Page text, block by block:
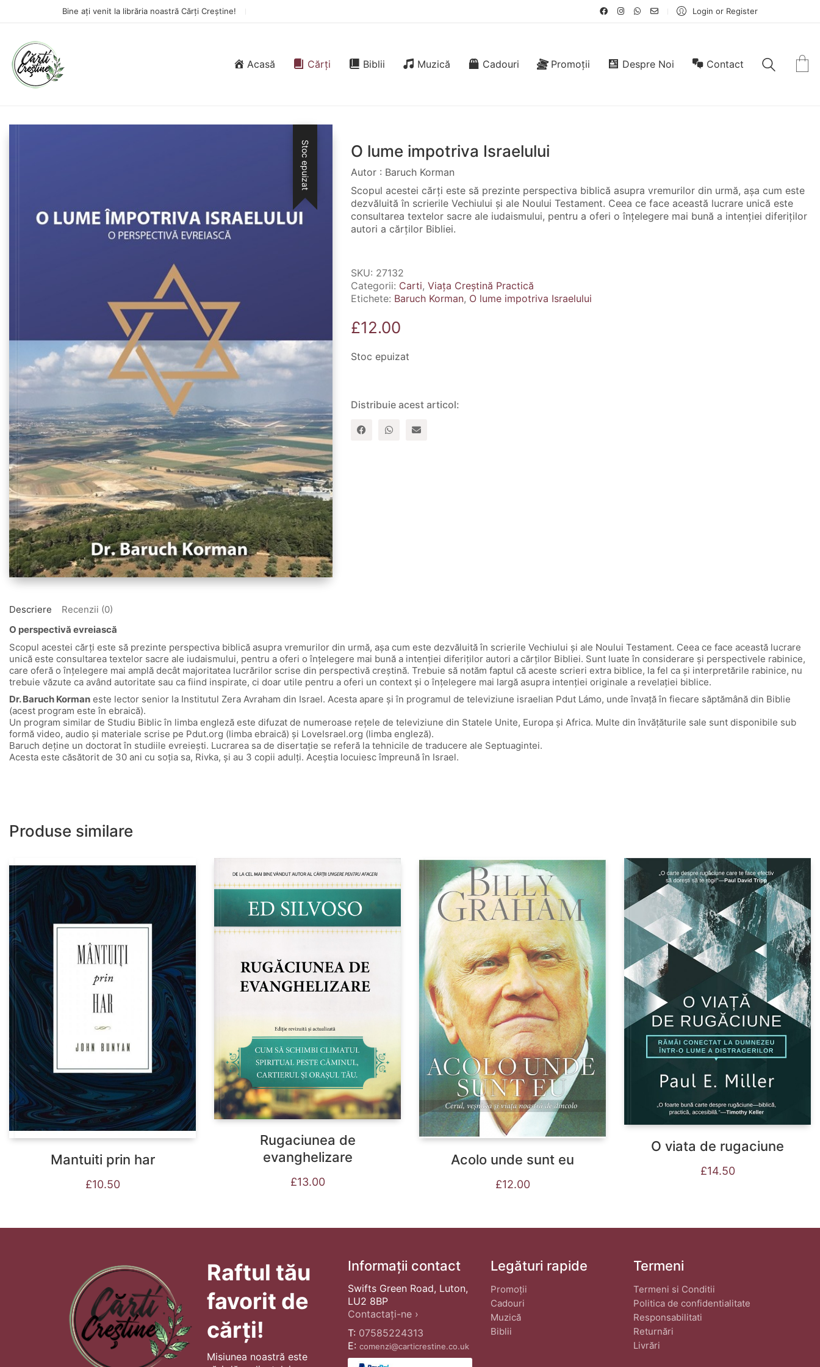
Bine ați venit la librăria noastră Cărți Creștine! Login or Register
Acasă Cărți Biblii Muzică Cadouri Promoții Despre Noi Contact
Stoc epuizat O lume impotriva Israelului
Autor : Baruch Korman
Scopul acestei cărți este să prezinte perspectiva biblică asupra vremurilor din urmă, așa cum este
dezvăluită în scrierile Vechiului și ale Noului Testament. Ceea ce face această lucrare unică este
consultarea textelor sacre ale iudaismului, pentru a oferi o înțelegere mai bună a intenției diferiților
autori a cărților Bibliei.
SKU: 27132
Categorii: Carti, Viața Creștină Practică
Etichete: Baruch Korman, O lume impotriva Israelului
£12.00
Stoc epuizat
Distribuie acest articol:
Descriere
Recenzii (0)
O perspectivă evreiască
Scopul acestei cărți este să prezinte perspectiva biblică asupra vremurilor din urmă, așa cum este dezvăluită în scrierile Vechiului și ale Noului Testament. Ceea ce face această lucrare
unică este consultarea textelor sacre ale iudaismului, pentru a oferi o înțelegere mai bună a intenției diferiților autori a cărților Bibliei. Sunt luate în considerare și perspectivele rabinice,
care oferă o înțelegere mai amplă decât majoritatea lucrărilor scrise din perspectivă creștină. Trebuie să notăm faptul că aceste scrieri extra biblice, la fel ca și interpretările rabinice, nu
trebuie văzute ca având autoritate sau ca fiind inspirate, ci doar utile pentru a oferi un context și o înțelegere mai largă asupra intenției originale a revelației biblice.
Dr. Baruch Korman este lector senior la Institutul Zera Avraham din Israel. Acesta apare și în programul de televiziune israelian Pdut Lámo, unde învață în fiecare săptămână din Biblie
(acest program este în ebraică).
Un program similar de Studiu Biblic în limba engleză este difuzat de numeroase rețele de televiziune din Statele Unite, Europa și Africa. Multe din învățăturile sale sunt disponibile sub
formă video, audio și materiale scrise pe Pdut.org (limba ebraică) și LoveIsrael.org (limba engleză).
Baruch deține un doctorat în studiile evreiești. Lucrarea sa de disertație se referă la tehnicile de traducere ale Septuagintei.
Acesta este căsătorit de 30 ani cu soția sa, Rivka, și au 3 copii adulți. Aceștia locuiesc împreună în Israel.
Produse similare
Mantuiti prin har
£10.50
Rugaciunea de
evanghelizare
£13.00
Acolo unde sunt eu
£12.00
O viata de rugaciune
£14.50
Raftul tău
favorit de
cărți!
Misiunea noastră este
Informații contact
Swifts Green Road, Luton,
LU2 8BP
Contactați-ne ›
T: 07585224313
E: comenzi@carticrestine.co.uk
Legături rapide
Promoții
Cadouri
Muzică
Biblii
Termeni
Termeni si Conditii
Politica de confidentialitate
Responsabilitati
Returnări
Livrări